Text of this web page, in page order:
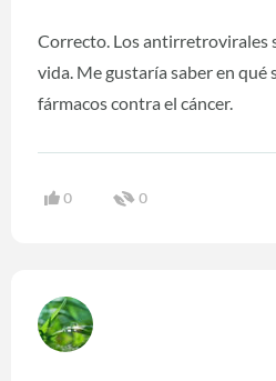
Correcto. Los antirretrovirales
vida. Me gustaría saber en qué
fármacos contra el cáncer.
0 0